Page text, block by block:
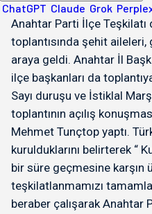
ChatGPT Claude Grok
Anahtar Parti İlçe Teşkilatı
toplantısında şehit
araya geldi. Anahtar İl
ilçe başkanları da
Sayı duruşu ve İstiklal
toplantının açılış
Mehmet Tunçtop yaptı.
kurulduklarını belirterek “
bir süre geçmesine karşın
teşkilatlanmamızı
beraber çalışarak Anahtar